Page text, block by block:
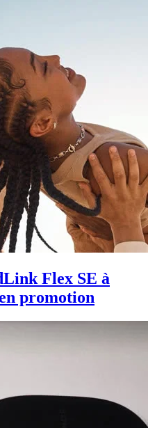
Flex SE à
promotion